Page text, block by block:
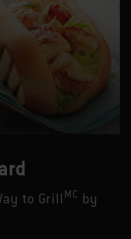
to Grill MC by